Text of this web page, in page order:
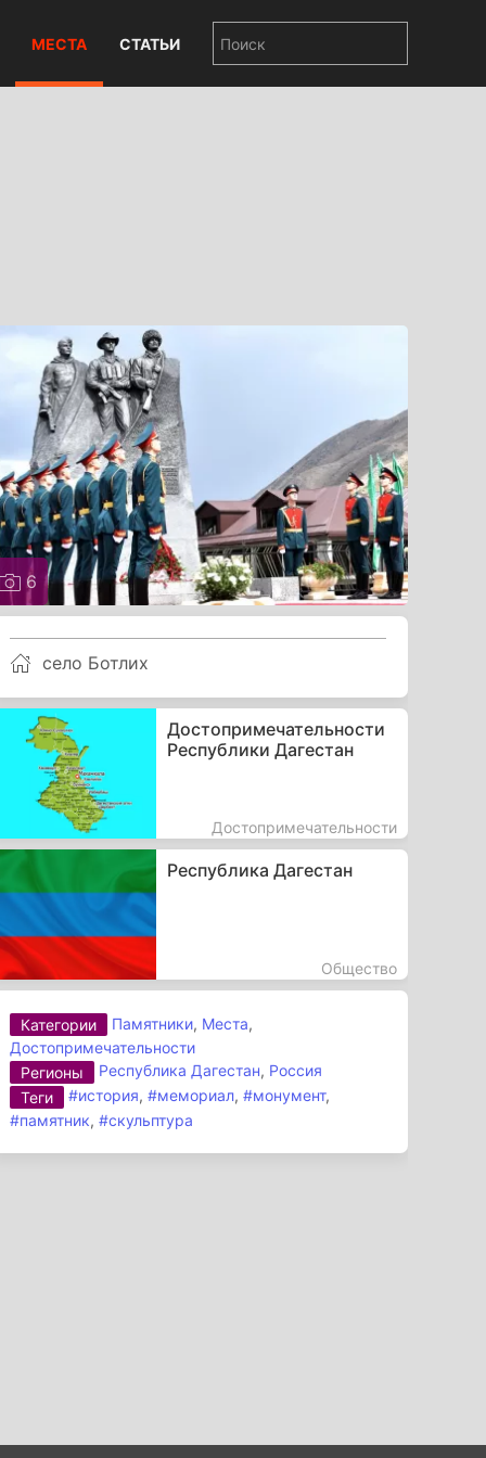
МЕСТА СТАТЬИ
6
село Ботлих
Достопримечательности
Республики Дагестан
Достопримечательности
Республика Дагестан
Общество
Категории Памятники, Места,
Достопримечательности
Регионы
Республика Дагестан, Россия
Теги
#история,#мемориал,#монумент,
#памятник,#скульптура